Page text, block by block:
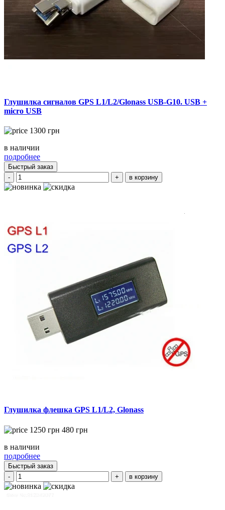
Глушилка сигналов GPS L1/L2/Glonass USB-G10. USB +
micro USB
1300 грн
в наличии
подробнее
Быстрый заказ
-
+ в корзину
Глушилка флешка GPS L1/L2, Glonass
1250 грн 480 грн
в наличии
подробнее
Быстрый заказ
-
+ в корзину